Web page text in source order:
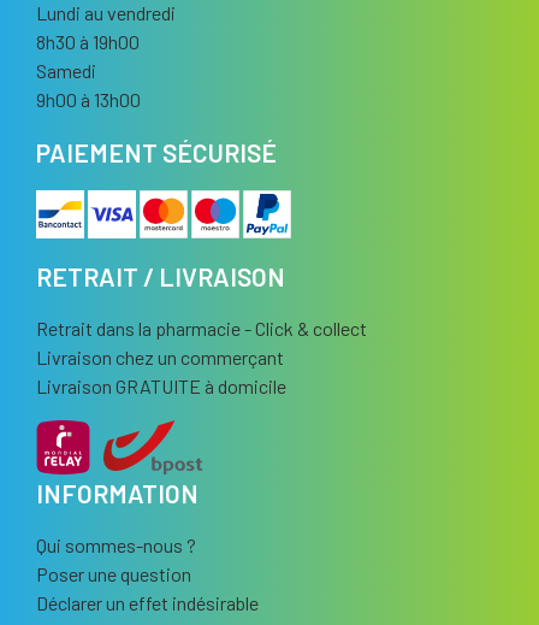
Lundi au vendredi
8h30 à 19h00
Samedi
9h00 à 13h00
PAIEMENT SÉCURISÉ
RETRAIT / LIVRAISON
Retrait dans la pharmacie - Click & collect
Livraison chez un commerçant
Livraison GRATUITE à domicile
INFORMATION
Qui sommes-nous ?
Poser une question
Déclarer un effet indésirable